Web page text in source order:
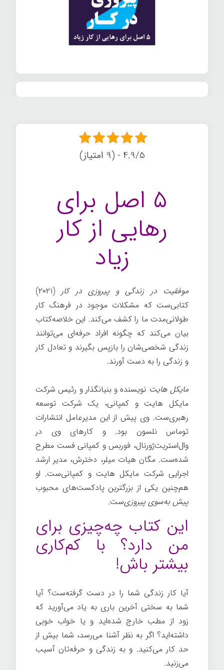
4.9/5 - (9 امتیاز)
۵ اصل برای
رهایی از کار
زیاد
موفقیت در زندگی وپیروزی در کار
(۲۰۲۱)
کتابی‌ست که مشکلات موجود در فرهنگ کار
طولانی‌مدت ما را کشف می‌کند. این خلاصه‌کتاب
بیان می‌کند که چگونه افراد حرفه‌ای می‌توانند
زندگی شخصی‌شان را بازپس بگیرند و تعادل کار
و زندگی را به دست آورند.
مایکل هایت نویسنده و بنیانگذار و رئیس شرکت
مایکل هایت و کمپانی، یک شرکت توسعه
رهبری‌ست. وی پیش از این مدیرعامل انتشارات
توماس نلسون بود. و کارهای وی در
وال‌استریت‌ژورنال، فوربس و کمپانی فست مطرح
شده‌ست. مگان هیات میلر، دخترش، مدیر ارشد
اجرایی شرکت مایکل هایت و کمپانی‌ست. او
هم‌چنین یکی از بزرگترین پادکست‌های محبوب
پیش به‌سوی پیروزی‌ست.
این کتاب چه‌چیزی برای
من دارد؟ با کم‌کاری
بیشتر باش!
آیا کار زندگی شما را در دست گرفته‌ست؟ آیا
شما به سختی آخرین باری به یاد می‌آورید که
زود از مطب خارج شده‌اید و یا خواب خوبی
داشته‌اید؟ اگر به نظر آشنا می‌رسد، شما بیش از
حد کار می‌کنید. و به زندگی و حرفه‌تان آسیب
می‌زنید.